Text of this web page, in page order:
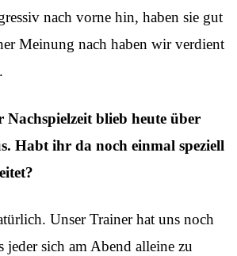
nach vorne hin, haben sie gut
Meinung nach haben wir verdient
blieb heute über
Habt ihr da noch einmal speziell
Unser Trainer hat uns noch
jeder sich am Abend alleine zu